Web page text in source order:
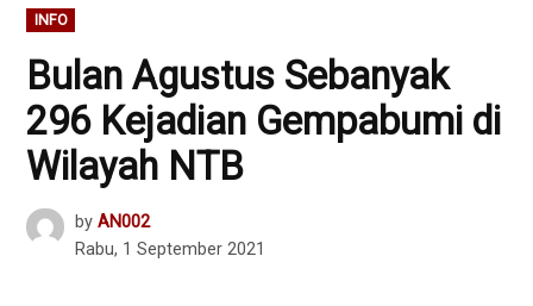
POSTED
IN
INFO
Bulan Agustus Sebanyak
296 Kejadian Gempabumi di
Wilayah NTB
by AN002
Rabu, 1 September 2021